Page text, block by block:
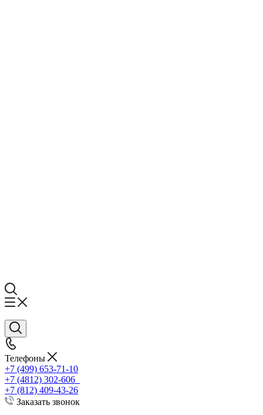
Телефоны
+7 (499) 653-71-10
+7 (4812) 302-606
+7 (812) 409-43-26
Заказать звонок